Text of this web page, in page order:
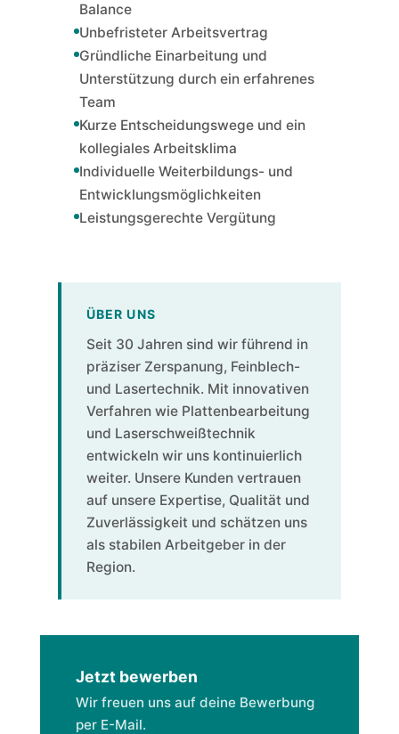
Balance
Unbefristeter Arbeitsvertrag
Gründliche Einarbeitung und
Unterstützung durch ein erfahrenes
Team
Kurze Entscheidungswege und ein
kollegiales Arbeitsklima
Individuelle Weiterbildungs- und
Entwicklungsmöglichkeiten
Leistungsgerechte Vergütung
ÜBER UNS
Seit 30 Jahren sind wir führend in
präziser Zerspanung, Feinblech-
und Lasertechnik. Mit innovativen
Verfahren wie Plattenbearbeitung
und Laserschweißtechnik
entwickeln wir uns kontinuierlich
weiter. Unsere Kunden vertrauen
auf unsere Expertise, Qualität und
Zuverlässigkeit und schätzen uns
als stabilen Arbeitgeber in der
Region.
Jetzt bewerben
Wir freuen uns auf deine Bewerbung
per E-Mail.